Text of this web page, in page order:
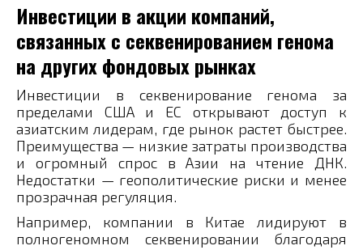
Инвестиции в акции компаний,
связанных с секвенированием генома
на других фондовых рынках
Инвестиции в секвенирование генома за
пределами США и ЕС открывают доступ к
азиатским лидерам, где рынок растет быстрее.
Преимущества — низкие затраты производства
и огромный спрос в Азии на чтение ДНК.
Недостатки — геополитические риски и менее
прозрачная регуляция.
Например, компании в Китае лидируют в
полногеномном секвенировании благодаря